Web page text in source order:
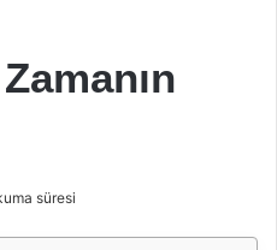
süresi